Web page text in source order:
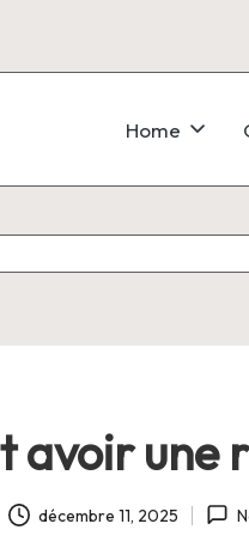
Home
avoir une
décembre 11, 2025